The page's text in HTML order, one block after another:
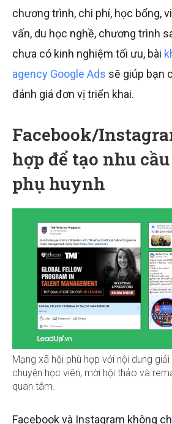
chương trình, chi phí, học bổng,
vấn, du học nghề, chương trình
chưa có kinh nghiệm tối ưu, bài
agency Google Ads sẽ giúp bạn
đánh giá đơn vị triển khai.
Facebook/
hợp để tạo nhu
phụ huynh
Mạng xã hội phù hợp với nội dung
chuyện học viên, mời hội thảo và
quan tâm.
Facebook và Instagram không